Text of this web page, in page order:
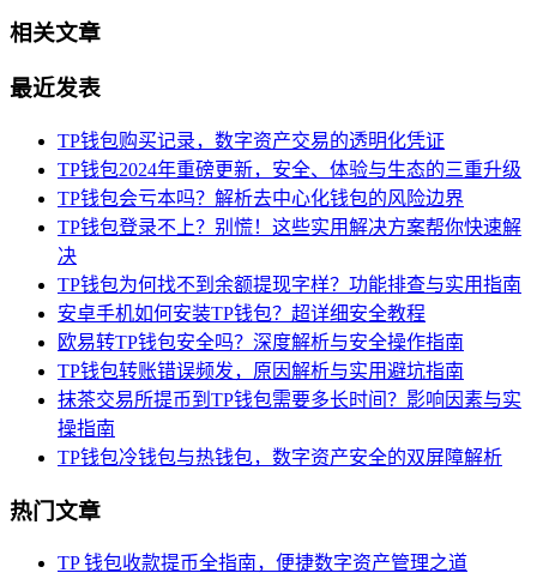
相关文章
最近发表
TP钱包购买记录，数字资产交易的透明化凭证
TP钱包2024年重磅更新，安全、体验与生态的三重升级
TP钱包会亏本吗？解析去中心化钱包的风险边界
TP钱包登录不上？别慌！这些实用解决方案帮你快速解
决
TP钱包为何找不到余额提现字样？功能排查与实用指南
安卓手机如何安装TP钱包？超详细安全教程
欧易转TP钱包安全吗？深度解析与安全操作指南
TP钱包转账错误频发，原因解析与实用避坑指南
抹茶交易所提币到TP钱包需要多长时间？影响因素与实
操指南
TP钱包冷钱包与热钱包，数字资产安全的双屏障解析
热门文章
TP 钱包收款提币全指南，便捷数字资产管理之道